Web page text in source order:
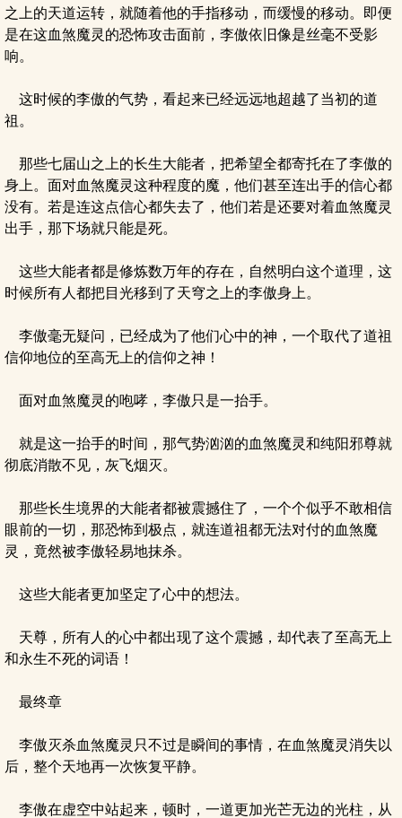
之上的天道运转，就随着他的手指移动，而缓慢的移动。即便
是在这血煞魔灵的恐怖攻击面前，李傲依旧像是丝毫不受影
响。
这时候的李傲的气势，看起来已经远远地超越了当初的道
祖。
那些七届山之上的长生大能者，把希望全都寄托在了李傲的
身上。面对血煞魔灵这种程度的魔，他们甚至连出手的信心都
没有。若是连这点信心都失去了，他们若是还要对着血煞魔灵
出手，那下场就只能是死。
这些大能者都是修炼数万年的存在，自然明白这个道理，这
时候所有人都把目光移到了天穹之上的李傲身上。
李傲毫无疑问，已经成为了他们心中的神，一个取代了道祖
信仰地位的至高无上的信仰之神！
面对血煞魔灵的咆哮，李傲只是一抬手。
就是这一抬手的时间，那气势汹汹的血煞魔灵和纯阳邪尊就
彻底消散不见，灰飞烟灭。
那些长生境界的大能者都被震撼住了，一个个似乎不敢相信
眼前的一切，那恐怖到极点，就连道祖都无法对付的血煞魔
灵，竟然被李傲轻易地抹杀。
这些大能者更加坚定了心中的想法。
天尊，所有人的心中都出现了这个震撼，却代表了至高无上
和永生不死的词语！
最终章
李傲灭杀血煞魔灵只不过是瞬间的事情，在血煞魔灵消失以
后，整个天地再一次恢复平静。
李傲在虚空中站起来，顿时，一道更加光芒无边的光柱，从